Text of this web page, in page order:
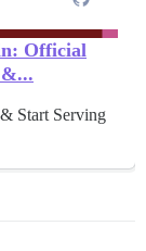
Official
Start Serving